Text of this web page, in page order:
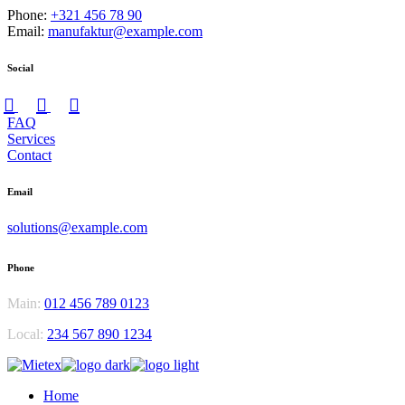
Phone: +321 456 78 90
Email: manufaktur@example.com
Social
FAQ
Services
Contact
Email
solutions@example.com
Phone
Main: 012 456 789 0123
Local: 234 567 890 1234
Home